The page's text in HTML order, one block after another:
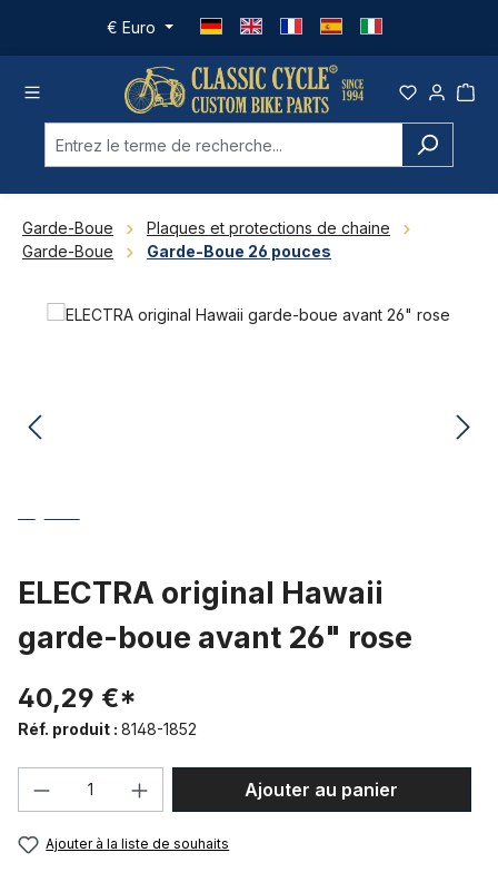
Passer au contenu principal
€ Euro
Garde-Boue
Plaques et protections de chaine
Garde-Boue
Garde-Boue 26 pouces
Ignorer la galerie d'images
ELECTRA original Hawaii
garde-boue avant 26" rose
40,29 €*
Réf. produit : 8148-1852
Quantité de produit : Entrez la
Ajouter au panier
Ajouter à la liste de souhaits